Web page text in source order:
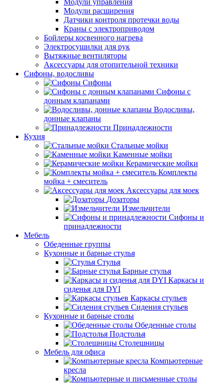
Модули управления
Модули расширения
Датчики контроля протечки воды
Краны с электроприводом
Бойлеры косвенного нагрева
Электросушилки для рук
Вытяжные вентиляторы
Аксессуары для отопительной техники
Сифоны, водосливы
Сифоны
Сифоны с
донным клапанами
Водосливы,
донные клапаны
Принадлежности
Кухня
Стальные мойки
Каменные мойки
Керамические мойки
Комплекты
мойка + смеситель
Аксессуары для моек
Дозаторы
Измельчители
Сифоны и
принадлежности
Мебель
Обеденные группы
Кухонные и барные стулья
Стулья
Барные стулья
Каркасы и
сиденья для DYI
Каркасы стульев
Сидения стульев
Кухонные и барные столы
Обеденные столы
Подстолья
Столешницы
Мебель для офиса
Компьютерные
кресла